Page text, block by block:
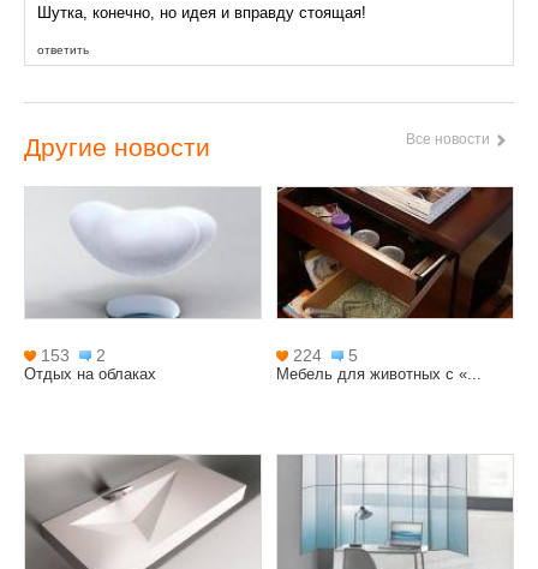
Шутка, конечно, но идея и вправду стоящая!
ответить
Другие новости
153 2
Отдых на облаках
224 5
Мебель для животных с «...
Все новости